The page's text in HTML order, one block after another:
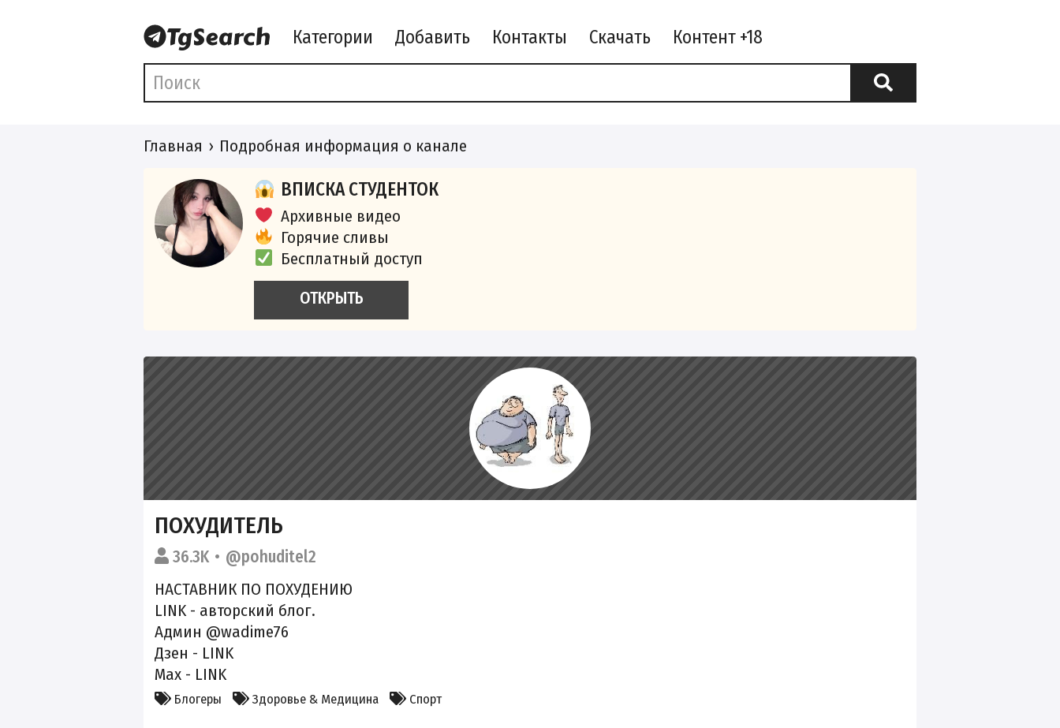
Категории Добавить Контакты Скачать
Главная Подробная информация о канале
ВПИСКА СТУДЕНТОК
Архивные видео
Горячие сливы
Бесплатный доступ
ОТКРЫТЬ
ПОХУДИТЕЛЬ
36.3K
@pohuditel2
НАСТАВНИК ПО ПОХУДЕНИЮ
LINK- авторский блог.
Админ @wadime76
Дзен - LINK
Max - LINK
Блогеры Здоровье & Медицина Спорт